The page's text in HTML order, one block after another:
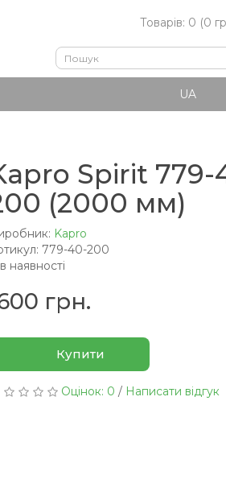
Товарів: 0 (0
UA
Spirit 779-
(2000 мм)
Kapro
779-40-200
наявності
грн.
Купити
Оцінок: 0 / Написати відгук